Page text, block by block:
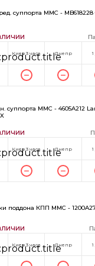
суппорта MMC -
Киев 3 часа Днепр
MMC - 4605A212 Lancer IX/X,
Киев 3 часа Днепр
поддона КПП MMC -
Киев 3 часа Днепр